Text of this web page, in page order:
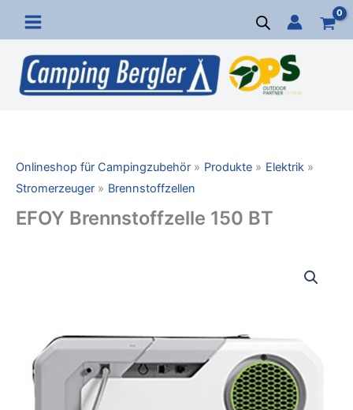
Inhalt
springen
Onlineshop für Campingzubehör Produkte
Elektrik
Stromerzeuger
Brennstoffzellen
EFOY Brennstoffzelle 150 BT